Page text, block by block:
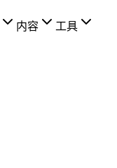
内容 工具